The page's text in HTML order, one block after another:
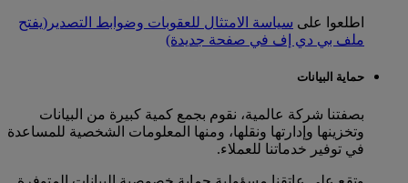
اطلعوا على سياسة الامتثال للعقوبات وضوابط التصدير (يفتح
ملف بي دي إف في صفحة جديدة)
حماية البيانات
بصفتنا شركة عالمية، نقوم بجمع كمية كبيرة من البيانات
وتخزينها وإدارتها ونقلها، ومنها المعلومات الشخصية للمساعدة
في توفير خدماتنا للعملاء.